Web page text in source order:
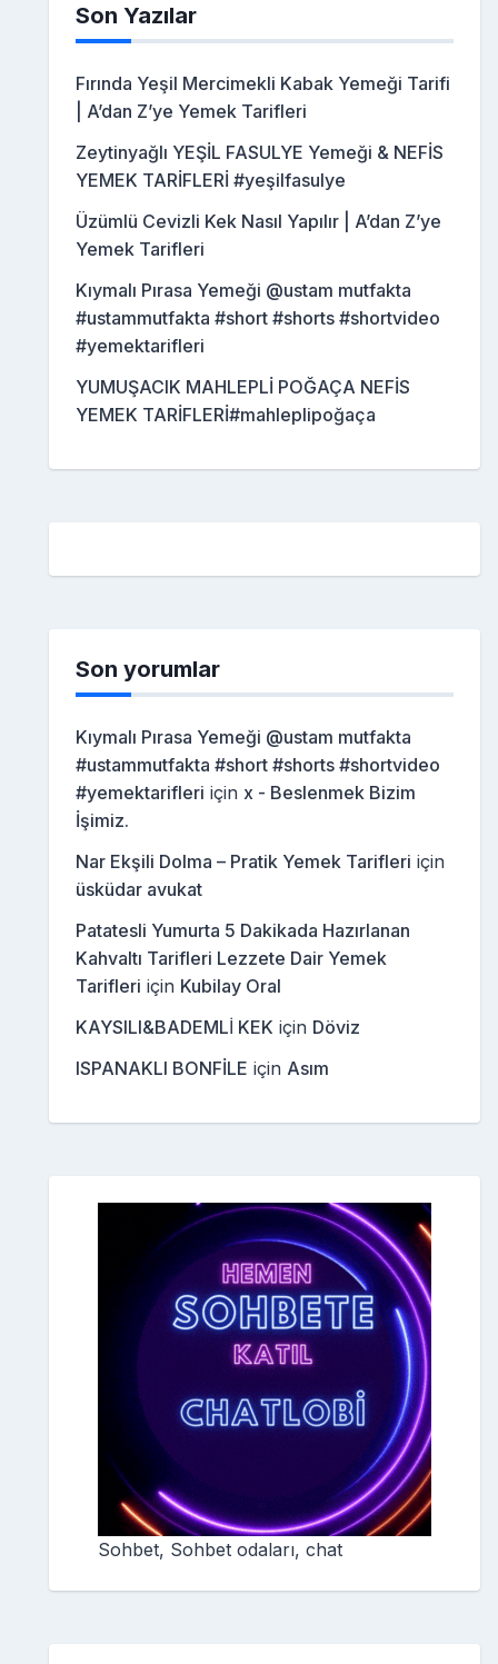
Son Yazılar
Fırında Yeşil Mercimekli Kabak Yemeği Tarifi
| A’dan Z’ye Yemek Tarifleri
Zeytinyağlı YEŞİL FASULYE Yemeği & NEFİS
YEMEK TARİFLERİ #yeşilfasulye
Üzümlü Cevizli Kek Nasıl Yapılır | A’dan Z’ye
Yemek Tarifleri
Kıymalı Pırasa Yemeği @ustam mutfakta
#ustammutfakta #short #shorts #shortvideo
#yemektarifleri
YUMUŞACIK MAHLEPLİ POĞAÇA NEFİS
YEMEK TARİFLERİ#mahleplipoğaça
Son yorumlar
Kıymalı Pırasa Yemeği @ustam mutfakta
#ustammutfakta #short #shorts #shortvideo
#yemektarifleri için x - Beslenmek Bizim
İşimiz.
Nar Ekşili Dolma – Pratik Yemek Tarifleri için
üsküdar avukat
Patatesli Yumurta 5 Dakikada Hazırlanan
Kahvaltı Tarifleri Lezzete Dair Yemek
Tarifleri için Kubilay Oral
KAYSILI&BADEMLİ KEK için Döviz
ISPANAKLI BONFİLE için Asım
Sohbet, Sohbet odaları, chat